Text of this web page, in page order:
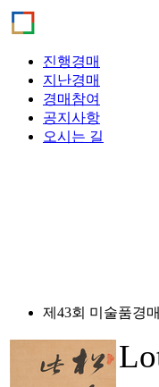
진행경매
지난경매
경매참여
공지사항
오시는 길
제43회 미술품경매